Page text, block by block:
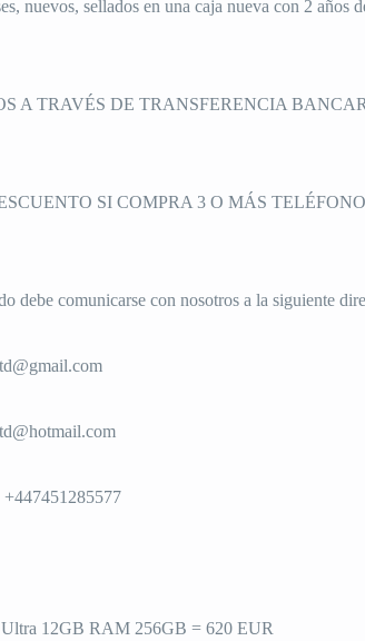
nuevos, sellados en una caja nueva con 2 años
A TRAVÉS DE TRANSFERENCIA
SI COMPRA 3 O MÁS
debe comunicarse con nosotros a la siguiente
Ultra 12GB RAM 256GB = 620 EUR